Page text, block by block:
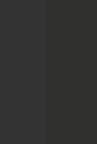
geschlossen. Seine